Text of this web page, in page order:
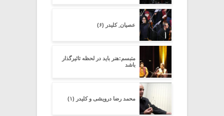
عصیان ِ کلیدر (۶)
متبسم:هنر باید در لحظه تاثیرگذار
باشد
محمد رضا درویشی و کلیدر (۱)